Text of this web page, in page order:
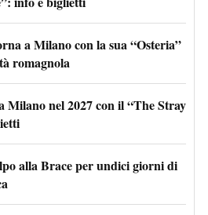
a Milano con la sua “Osteria”
romagnola
Milano nel 2027 con il “The Stray
alla Brace per undici giorni di